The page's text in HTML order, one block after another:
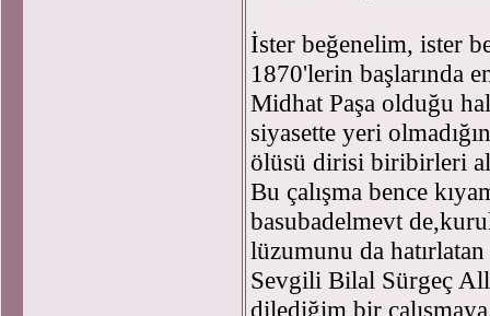
İster beğenelim, ister
1870'lerin başlarında
Midhat Paşa olduğu
siyasette yeri
ölüsü dirisi biribirleri
Bu çalışma bence
basubadelmevt
lüzumunu da
Sevgili Bilal Sürgeç
dilediğim bir